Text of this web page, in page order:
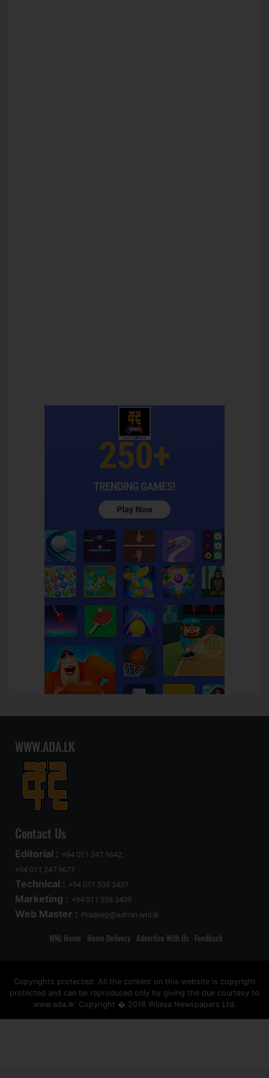
WWW.ADA.LK
Contact Us
Editorial : +94 011 247 9642,
+94 011 247 9671
Technical : +94 011 538 3437
Marketing : +94 011 538 3439
Web Master : Pradeep@admin.wnl.lk
WNL Home Home Delivery Advertise With Us Feedback
Copyrights protected: All the content on this website is copyright
protected and can be reproduced only by giving the due courtesy to
www.ada.lk' Copyright � 2018 Wijeya Newspapers Ltd.